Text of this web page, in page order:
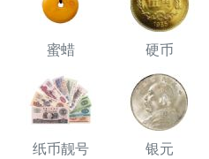
蜜蜡 硬币
纸币靓号 银元